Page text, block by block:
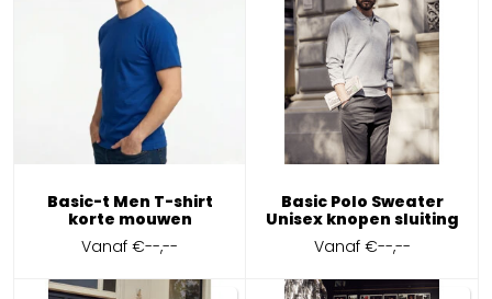
Basic-t Men T-shirt
korte mouwen
Vanaf€--,--
Basic Polo Sweater
Unisex knopen sluiting
Vanaf €--,--